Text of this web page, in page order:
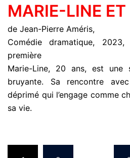
MARIE-LINE
de Jean-Pierre Améris,
Comédie dramatique,
première
Marie-Line, 20 ans, est une
bruyante. Sa rencontre
déprimé qui l’engage comme
sa vie.